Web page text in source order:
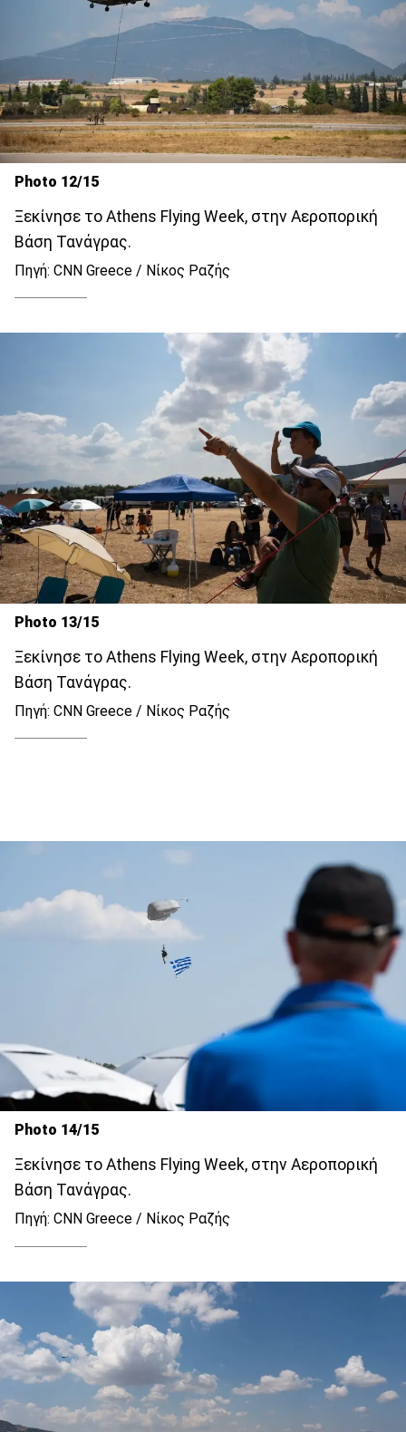
Photo 12/15
Ξεκίνησε το Athens Flying Week, στην Αεροπορική
Βάση Τανάγρας.
Πηγή: CNN Greece / Νίκος Ραζής
Photo 13/15
Ξεκίνησε το Athens Flying Week, στην Αεροπορική
Βάση Τανάγρας.
Πηγή: CNN Greece / Νίκος Ραζής
Photo 14/15
Ξεκίνησε το Athens Flying Week, στην Αεροπορική
Βάση Τανάγρας.
Πηγή: CNN Greece / Νίκος Ραζής